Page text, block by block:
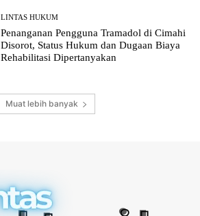
LINTAS HUKUM
Penanganan Pengguna Tramadol di Cimahi
Disorot, Status Hukum dan Dugaan Biaya
Rehabilitasi Dipertanyakan
Muat lebih banyak